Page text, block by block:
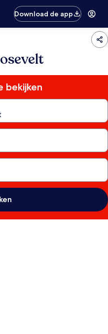
Download de app
bekijken